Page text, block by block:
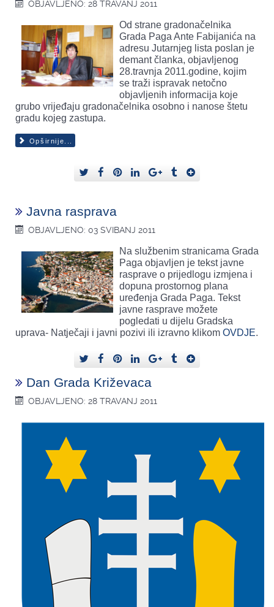
OBJAVLJENO: 28 TRAVANJ 2011
Od strane gradonačelnika
Grada Paga Ante Fabijanića na
adresu Jutarnjeg lista poslan je
demant članka, objavljenog
28.travnja 2011.godine, kojim
se traži ispravak netočno
objavljenih informacija koje
grubo vrijeđaju gradonačelnika osobno i nanose štetu
gradu kojeg zastupa.
Opširnije...
Javna rasprava
OBJAVLJENO: 03 SVIBANJ 2011
Na službenim stranicama Grada
Paga objavljen je tekst javne
rasprave o prijedlogu izmjena i
dopuna prostornog plana
uređenja Grada Paga. Tekst
javne rasprave možete
pogledati u dijelu Gradska
uprava- Natječaji i javni pozivi ili izravno klikom OVDJE.
Dan Grada Križevaca
OBJAVLJENO: 28 TRAVANJ 2011